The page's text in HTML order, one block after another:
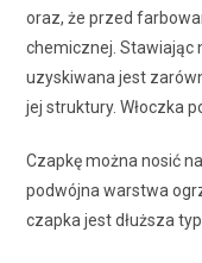
oraz, że przed
chemicznej. Stawiając
uzyskiwana jest
jej struktury. Włoczka
Czapkę można nosić
podwójna warstwa
czapka jest dłuższa